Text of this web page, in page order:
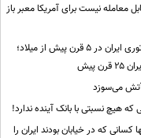
معامله نیست برای آمریکا معبر باز
گستره امپراتوری ایران در ۵ قرن پیش از میلاد؛
پیش
آتش می‌سوزد
که هیچ نسبتی با بانک آینده ندارد!
کسانی که در خیابان بودند ایران را